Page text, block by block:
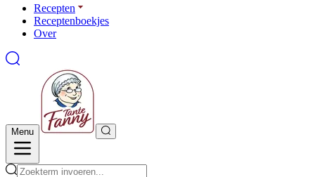
Recepten
Receptenboekjes
Over
Menu